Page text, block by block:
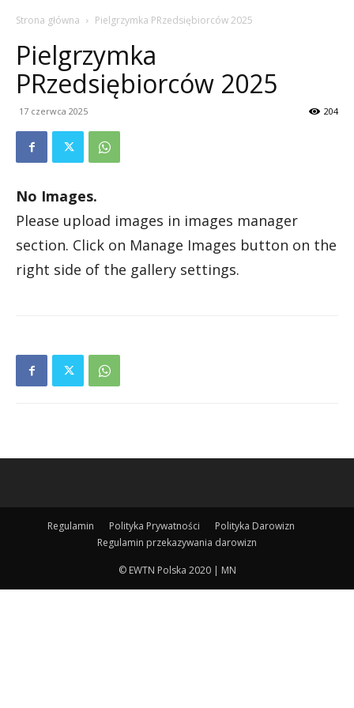
Strona główna Pielgrzymka PRzedsiębiorców 2025
Pielgrzymka
PRzedsiębiorców 2025
17 czerwca 2025 204
No Images.
Please upload images in images manager
section. Click on Manage Images button on the
right side of the gallery settings.
Regulamin Polityka Prywatności
Polityka Darowizn
Regulamin przekazywania darowizn
© EWTN Polska 2020 | MN